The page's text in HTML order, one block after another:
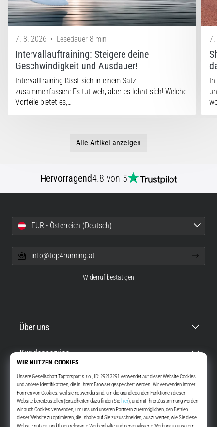
7. 8. 2026 • Lesedauer 8 min
Intervallauftraining: Steigere deine
Geschwindigkeit und Ausdauer!
Intervalltraining lässt sich in einem Satz
zusammenfassen: Es tut weh, aber es lohnt sich! Welche
Vorteile bietet es,…
7.
In
Alle Artikel anzeigen
Hervorragend4.8 von 5
Top4Running.at
Seit mehr als 16 Jahren motivieren wir dich, rauszugehen und zu laufen.
Über uns
Kundenservice
EUR - Österreich (Deutsch)
info@top4running.at
Widerruf bestätigen